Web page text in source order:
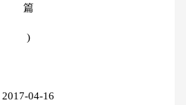
篇
)
2017-04-16